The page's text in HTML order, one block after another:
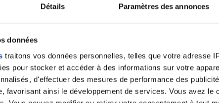
Détails Paramètres des annonces
données
traitons vos données personnelles, telles que votre adresse
pour stocker et accéder à des informations sur votre
d'effectuer des mesures de performance des
favorisant ainsi le développement de services. Vous avez le
Les études et